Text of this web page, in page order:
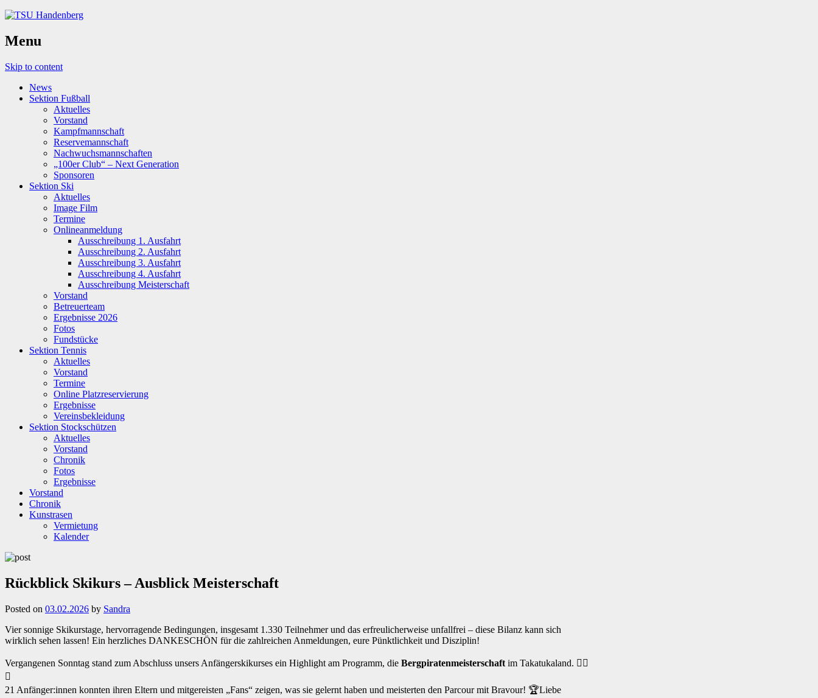
Menu
Skip to content
News
Sektion Fußball
Aktuelles
Vorstand
Kampfmannschaft
Reservemannschaft
Nachwuchsmannschaften
„100er Club“ – Next Generation
Sponsoren
Sektion Ski
Aktuelles
Image Film
Termine
Onlineanmeldung
Ausschreibung 1. Ausfahrt
Ausschreibung 2. Ausfahrt
Ausschreibung 3. Ausfahrt
Ausschreibung 4. Ausfahrt
Ausschreibung Meisterschaft
Vorstand
Betreuerteam
Ergebnisse 2026
Fotos
Fundstücke
Sektion Tennis
Aktuelles
Vorstand
Termine
Online Platzreservierung
Ergebnisse
Vereinsbekleidung
Sektion Stockschützen
Aktuelles
Vorstand
Chronik
Fotos
Ergebnisse
Vorstand
Chronik
Kunstrasen
Vermietung
Kalender
Rückblick Skikurs – Ausblick Meisterschaft
Posted on 03.02.2026 by Sandra
Vier sonnige Skikurstage, hervorragende Bedingungen, insgesamt 1.330 Teilnehmer und das erfreulicherweise unfallfrei – diese Bilanz kann sich
wirklich sehen lassen! Ein herzliches DANKESCHÖN für die zahlreichen Anmeldungen, eure Pünktlichkeit und Disziplin!
Vergangenen Sonntag stand zum Abschluss unsers Anfängerskikurses ein Highlight am Programm, die Bergpiratenmeisterschaft im Takatukaland. 🏴‍☠️
⛷️
21 Anfänger:innen konnten ihren Eltern und mitgereisten „Fans“ zeigen, was sie gelernt haben und meisterten den Parcour mit Bravour! 🏆Liebe